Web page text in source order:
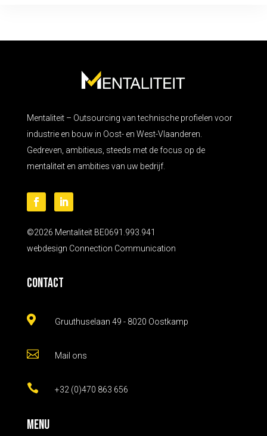
Mentaliteit – Outsourcing van technische profielen voor
industrie en bouw in Oost- en West-Vlaanderen.
Gedreven, ambitieus, steeds met de focus op de
mentaliteit en ambities van uw bedrijf.
©2026 Mentaliteit BE0691.993.941
webdesign Connection Communication
Contact
 Gruuthuselaan 49 - 8020 Oostkamp
 Mail ons
 +32 (0)470 863 656
Menu